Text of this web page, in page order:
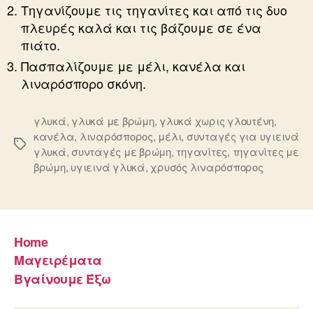
Τηγανίζουμε τις τηγανίτες και από τις δυο
πλευρές καλά και τις βάζουμε σε ένα
πιάτο.
Πασπαλίζουμε με μέλι, κανέλα και
λιναρόσπορο σκόνη.
Ετικέτες
γλυκά, γλυκά με βρώμη, γλυκά χωρις γλουτένη,
κανέλα, λιναρόσπορος, μέλι, συνταγές για υγιεινά
γλυκά, συνταγές με βρώμη, τηγανίτες, τηγανίτες με
βρώμη, υγιεινά γλυκά, χρυσός λιναρόσπορος
Home
Μαγειρέματα
Βγαίνουμε Έξω